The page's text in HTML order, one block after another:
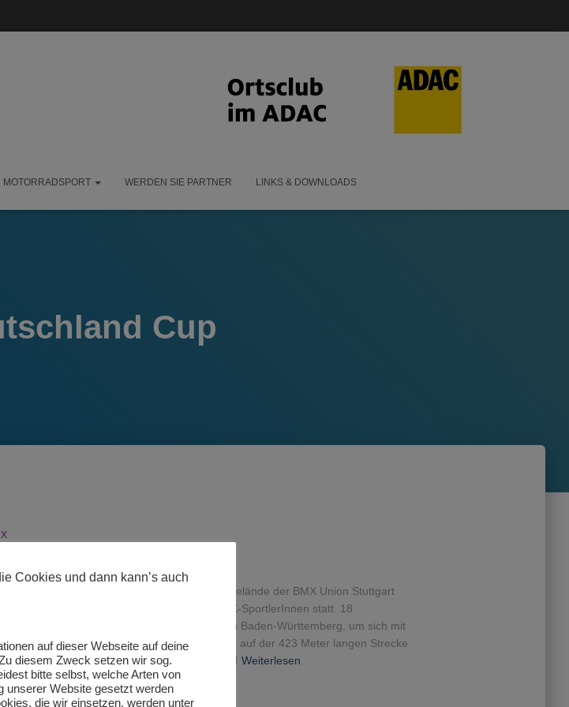
MOTORRADSPORT WERDEN SIE PARTNER LINKS & DOWNLOADS
Cup
Wochenende vom 01./02.Juli fand auf dem Gelände der BMX Union Stuttgart
nächste große Event für die bayerischen BMX-SportlerInnen statt. 18
vom MAC Königsbrunn reisten nach Baden-Württemberg, um sich mit
BMX-Begeisterten aus ganz Deutschland auf der 423 Meter langen Strecke
und den “Titel” auszufahren. Während Weiterlesen
MAC Königsbrunn, vor 3 Jahren
Cookies und dann kann’s auch
auf dieser Webseite auf deine
diesem Zweck setzen wir sog.
bitte selbst, welche Arten von
unserer Website gesetzt werden
die wir einsetzen, werden unter